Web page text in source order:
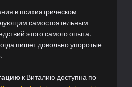
в психиатрическом
самостоятельным
этого самого опыта.
пишет довольно упоротые
к Виталию доступна по